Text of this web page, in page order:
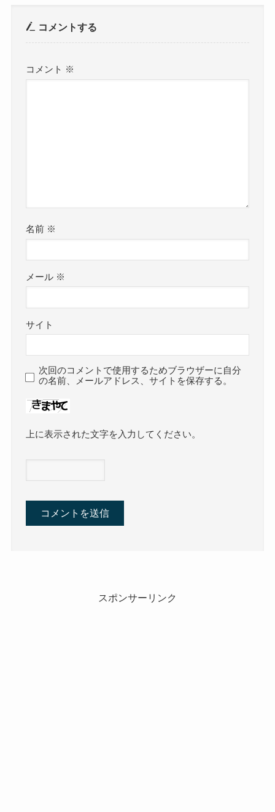
コメントする
コメント ※
名前 ※
メール ※
サイト
次回のコメントで使用するためブラウザーに自分
の名前、メールアドレス、サイトを保存する。
上に表示された文字を入力してください。
スポンサーリンク